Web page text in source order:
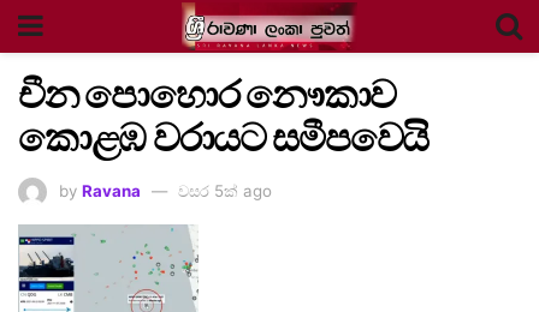
චීන පොහොර නෞකාව
කොළඹ වරායට සමීපවෙයි
by Ravana වසර 5ක් ago